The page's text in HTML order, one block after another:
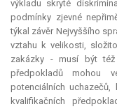
výkladu skryté
podmínky zjevné
týkal závěr Nejvyššího
vztahu k velikosti,
zakázky - musí být
předpokladů mohou
potenciálních uchazečů,
kvalifikačních